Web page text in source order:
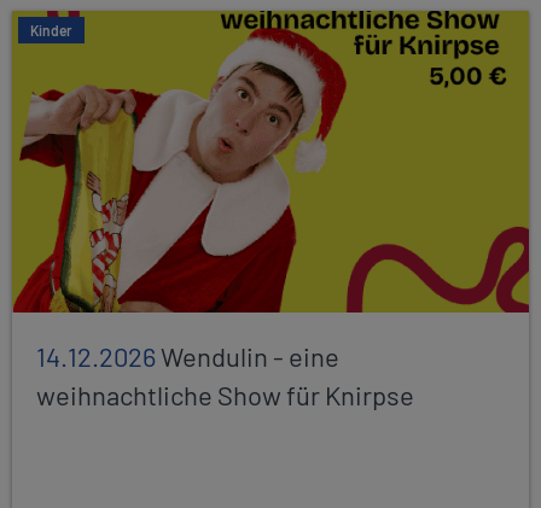
Kinder
14.12.2026Wendulin - eine
weihnachtliche Show für Knirpse